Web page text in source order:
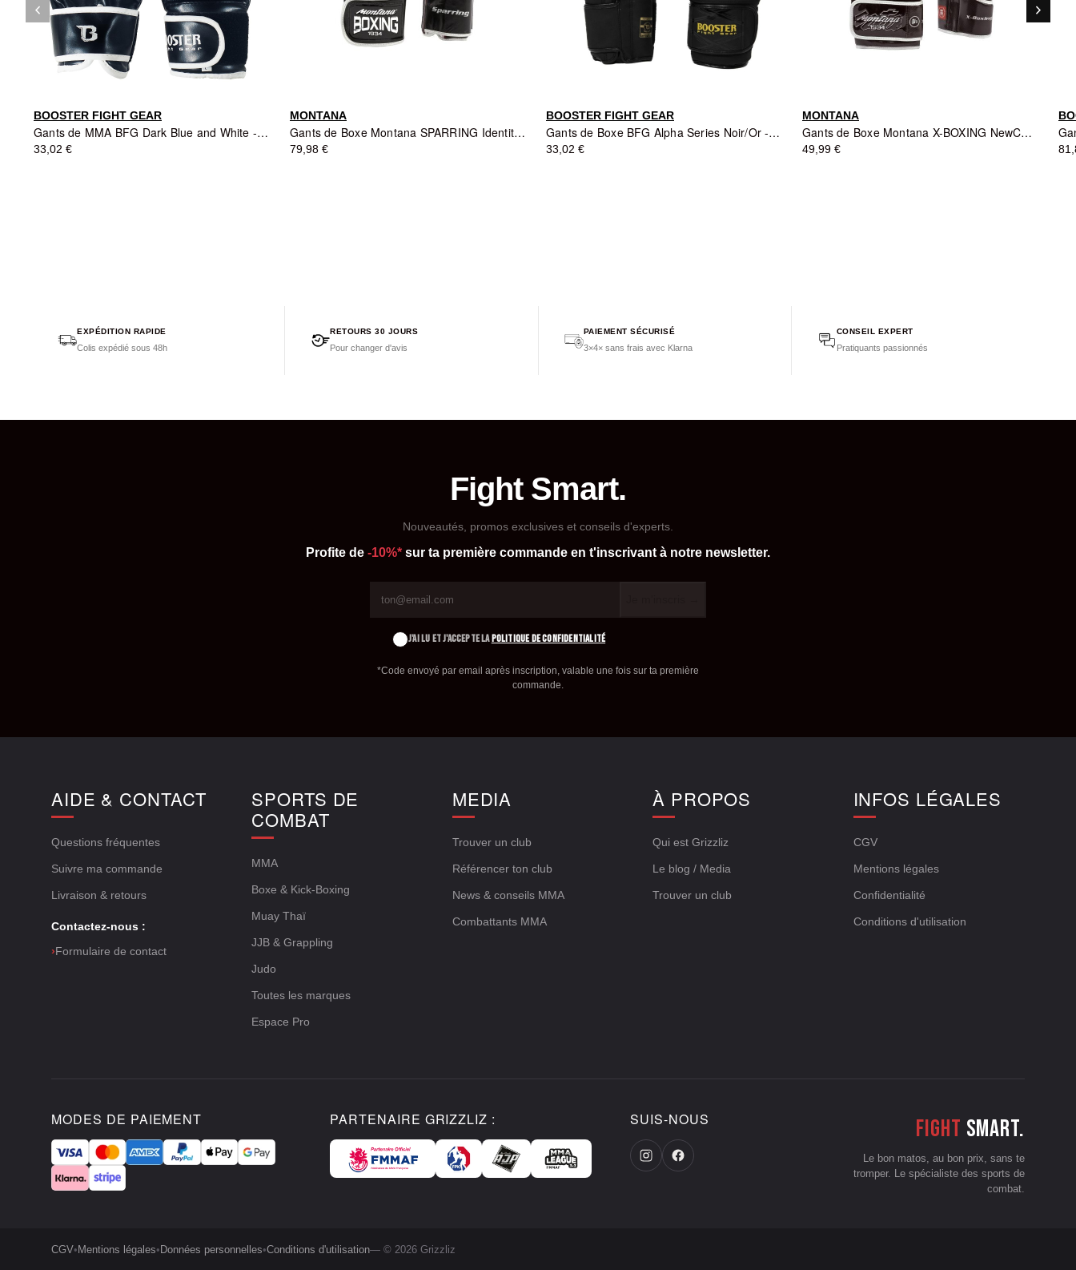
BOOSTER FIGHT GEAR
Gants de MMA BFG Dark Blue and White - BOOSTER FIGHT GEAR
33,02 €
MONTANA
Gants de Boxe Montana SPARRING Identity - Noir
79,98 €
BOOSTER FIGHT GEAR
Gants de Boxe BFG Alpha Series Noir/Or - BOOSTER FIGHT GEAR
33,02 €
MONTANA
Gants de Boxe Montana X-BOXING NewCode Red - Rouge
49,99 €
Précédent
keyboard_arrow_left Suivant
keyboard_arrow_right
EXPÉDITION RAPIDE
Colis expédié sous 48h
RETOURS 30 JOURS
Pour changer d'avis
PAIEMENT SÉCURISÉ
3×4× sans frais avec Klarna
CONSEIL EXPERT
Pratiquants passionnés
Fight Smart.
Nouveautés, promos exclusives et conseils d'experts.
Profite de -10%* sur ta première commande en t'inscrivant à notre newsletter.
J'AI LU ET J'ACCEPTE LAPOLITIQUE DE CONFIDENTIALITÉ
*Code envoyé par email après inscription, valable une fois sur ta première
commande.
AIDE & CONTACT
Questions fréquentes
Suivre ma commande
Livraison & retours
Contactez-nous :
›Formulaire de contact
SPORTS DE
COMBAT
MMA
Boxe & Kick-Boxing
Muay Thaï
JJB & Grappling
Judo
Toutes les marques
Espace Pro
MEDIA
Trouver un club
Référencer ton club
News & conseils MMA
Combattants MMA
À PROPOS
Qui est Grizzliz
Le blog / Media
Trouver un club
INFOS LÉGALES
CGV
Mentions légales
Confidentialité
Conditions d'utilisation
MODES DE PAIEMENT PARTENAIRE GRIZZLIZ : SUIS-NOUS Fight smart.
Le bon matos, au bon prix, sans te
tromper. Le spécialiste des sports de
combat.
CGV• Mentions légales• Données personnelles•Conditions d'utilisation— © 2026 Grizzliz